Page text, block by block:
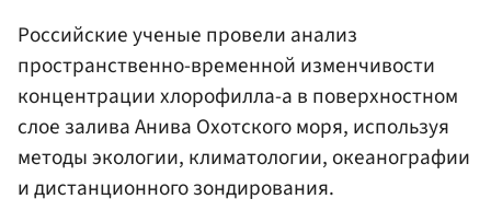
Российские ученые провели анализ
пространственно-временной изменчивости
концентрации хлорофилла-а в поверхностном
слое залива Анива Охотского моря, используя
методы экологии, климатологии, океанографии
и дистанционного зондирования.